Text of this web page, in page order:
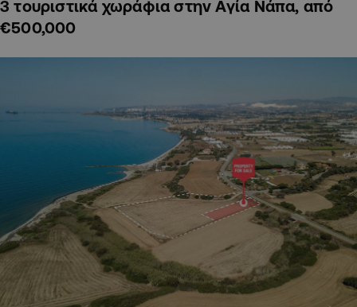
3 τουριστικά χωράφια στην Αγία Νάπα, από
€500,000